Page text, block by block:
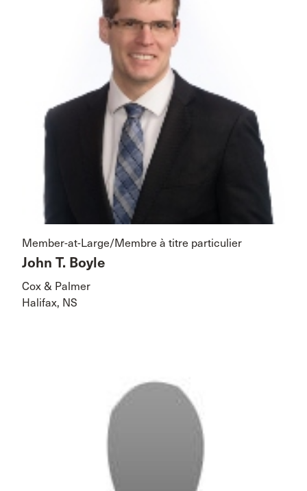
Member-at-Large/Membre à titre particulier
John T. Boyle
Cox & Palmer
Halifax, NS